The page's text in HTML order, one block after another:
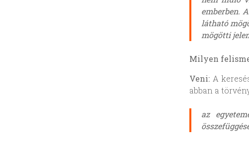
emberben.
látható
mögötti
Milyen
Veni: A
abban a
az